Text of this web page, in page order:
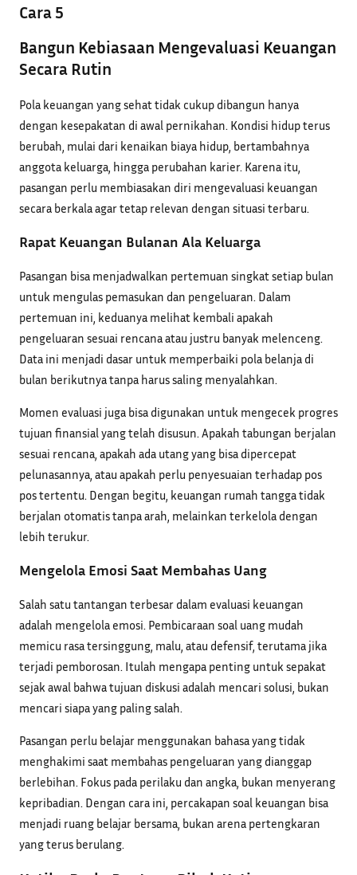
Cara 5
Bangun Kebiasaan Mengevaluasi Keuangan
Secara Rutin
Pola keuangan yang sehat tidak cukup dibangun hanya
dengan kesepakatan di awal pernikahan. Kondisi hidup terus
berubah, mulai dari kenaikan biaya hidup, bertambahnya
anggota keluarga, hingga perubahan karier. Karena itu,
pasangan perlu membiasakan diri mengevaluasi keuangan
secara berkala agar tetap relevan dengan situasi terbaru.
Rapat Keuangan Bulanan Ala Keluarga
Pasangan bisa menjadwalkan pertemuan singkat setiap bulan
untuk mengulas pemasukan dan pengeluaran. Dalam
pertemuan ini, keduanya melihat kembali apakah
pengeluaran sesuai rencana atau justru banyak melenceng.
Data ini menjadi dasar untuk memperbaiki pola belanja di
bulan berikutnya tanpa harus saling menyalahkan.
Momen evaluasi juga bisa digunakan untuk mengecek progres
tujuan finansial yang telah disusun. Apakah tabungan berjalan
sesuai rencana, apakah ada utang yang bisa dipercepat
pelunasannya, atau apakah perlu penyesuaian terhadap pos
pos tertentu. Dengan begitu, keuangan rumah tangga tidak
berjalan otomatis tanpa arah, melainkan terkelola dengan
lebih terukur.
Mengelola Emosi Saat Membahas Uang
Salah satu tantangan terbesar dalam evaluasi keuangan
adalah mengelola emosi. Pembicaraan soal uang mudah
memicu rasa tersinggung, malu, atau defensif, terutama jika
terjadi pemborosan. Itulah mengapa penting untuk sepakat
sejak awal bahwa tujuan diskusi adalah mencari solusi, bukan
mencari siapa yang paling salah.
Pasangan perlu belajar menggunakan bahasa yang tidak
menghakimi saat membahas pengeluaran yang dianggap
berlebihan. Fokus pada perilaku dan angka, bukan menyerang
kepribadian. Dengan cara ini, percakapan soal keuangan bisa
menjadi ruang belajar bersama, bukan arena pertengkaran
yang terus berulang.